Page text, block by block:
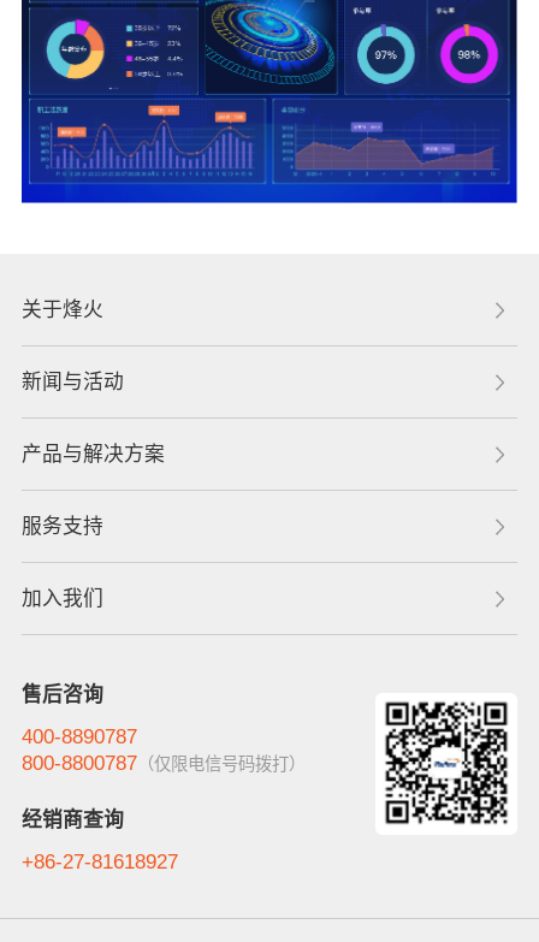
关于烽火
新闻与活动
产品与解决方案
服务支持
加入我们
售后咨询
400-8890787
800-8800787（仅限电信号码拨打）
经销商查询
+86-27-81618927